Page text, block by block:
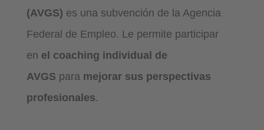
(AVGS) es una subvención de la Agencia
Federal de Empleo. Le permite participar
en el coaching individual de
AVGS para mejorar sus perspectivas
profesionales.